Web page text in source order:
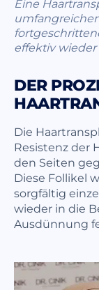
effektiv
DER
Die
Resistenz der
den Seiten
Diese Follikel
sorgfältig
wieder in die
Ausdünnung